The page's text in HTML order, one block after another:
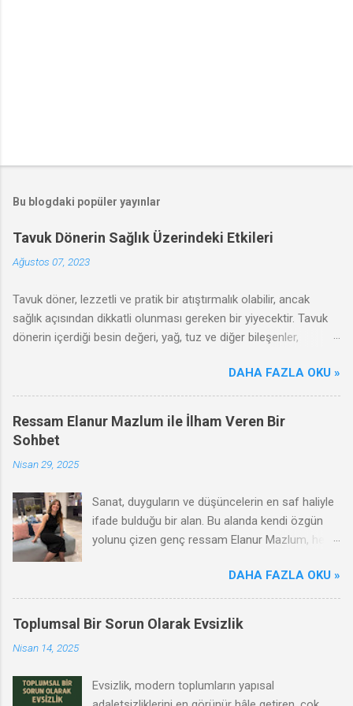
Bu blogdaki popüler yayınlar
Tavuk Dönerin Sağlık Üzerindeki Etkileri
Ağustos 07, 2023
Tavuk döner, lezzetli ve pratik bir atıştırmalık olabilir, ancak
sağlık açısından dikkatli olunması gereken bir yiyecektir. Tavuk
dönerin içerdiği besin değeri, yağ, tuz ve diğer bileşenler,
makalede, tavuk dönerin olumsuz etkileri, zararları ve sağlıklı
tüketim ipuçları hakkında bilgi vereceğiz.
DAHA FAZLA OKU »
Ressam Elanur Mazlum ile İlham Veren Bir
Sohbet
Nisan 29, 2025
Sanat, duyguların ve düşüncelerin en saf haliyle
ifade bulduğu bir alan. Bu alanda kendi özgün
yolunu çizen genç ressam Elanur Mazlum, hem
çekiyor. Renklerin ve formların ardına sakladığı
dünyasında kadının gücünü, gençliğin arayışını
ve sanatın dönüştürücü etkisini ustalıkla
zorlukları konuştuk. Bu keyifli röportajda onun
DAHA FAZLA OKU »
Toplumsal Bir Sorun Olarak Evsizlik
Nisan 14, 2025
Evsizlik, modern toplumların yapısal